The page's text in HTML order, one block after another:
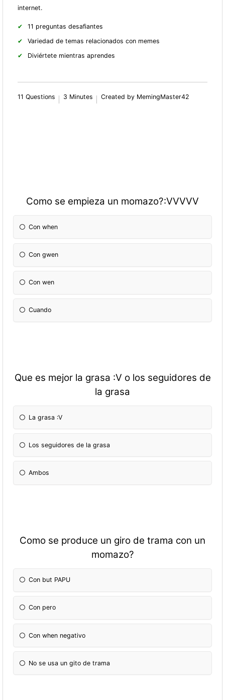
internet.
11 preguntas desafiantes
Variedad de temas relacionados con memes
Diviértete mientras aprendes
11 Questions 3 Minutes Created by MemingMaster42
Como se empieza un momazo?:VVVVV
Con when
Con gwen
Con wen
Cuando
Que es mejor la grasa :V o los seguidores de
la grasa
La grasa :V
Los seguidores de la grasa
Ambos
Como se produce un giro de trama con un
momazo?
Con but PAPU
Con pero
Con when negativo
No se usa un gito de trama